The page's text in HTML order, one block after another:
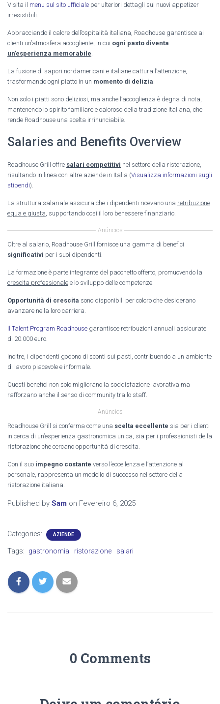
Visita il menu sul sito ufficiale per ulteriori dettagli sui nuovi appetizer
irresistibili.
Abbracciando il calore dell’ospitalità italiana, Roadhouse garantisce ai
clienti un’atmosfera accogliente, in cui ogni pasto diventa
un’esperienza memorabile
La fusione di sapori nordamericani e italiane cattura l’attenzione,
trasformando ogni piatto in un momento di delizia
Non solo i piatti sono deliziosi, ma anche l’accoglienza è degna di nota,
mantenendo lo spirito familiare e caloroso della tradizione italiana, che
rende Roadhouse una scelta irrinunciabile.
Salaries and Benefits Overview
Roadhouse Grill offre salari competitivi nel settore della ristorazione,
risultando in linea con altre aziende in Italia (Visualizza informazioni sugli
stipendi).
La struttura salariale assicura che i dipendenti ricevano una retribuzione
equa e giusta , supportando così il loro benessere finanziario.
Anúncios
Oltre al salario, Roadhouse Grill fornisce una gamma di benefici
significativi per i suoi dipendenti.
La formazione è parte integrante del pacchetto offerto, promuovendo la
crescita professionale e lo sviluppo delle competenze.
Opportunità di crescita sono disponibili per coloro che desiderano
avanzare nella loro carriera.
Il Talent Program Roadhouse garantisce retribuzioni annuali assicurate
di 20.000 euro.
Inoltre, i dipendenti godono di sconti sui pasti, contribuendo a un ambiente
di lavoro piacevole e informale.
Questi benefici non solo migliorano la soddisfazione lavorativa ma
rafforzano anche il senso di community tra lo staff.
Anúncios
Roadhouse Grill si conferma come una scelta eccellente sia per i clienti
in cerca di un’esperienza gastronomica unica, sia per i professionisti della
ristorazione che cercano opportunità di crescita.
Con il suo impegno costante verso l’eccellenza e l’attenzione al
personale, rappresenta un modello di successo nel settore della
ristorazione italiana.
Published by Sam on Fevereiro 6, 2025
Categories: AZIENDE
Tags: gastronomia ristorazione salari
0 Comments